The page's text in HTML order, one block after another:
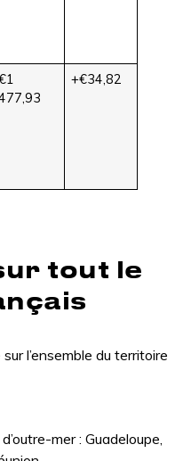
+€34,82
tout le
l’ensemble du territoire
mer : Guadeloupe,